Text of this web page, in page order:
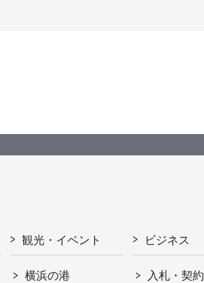
観光・イベント
横浜の港
ビジネス
入札・契約